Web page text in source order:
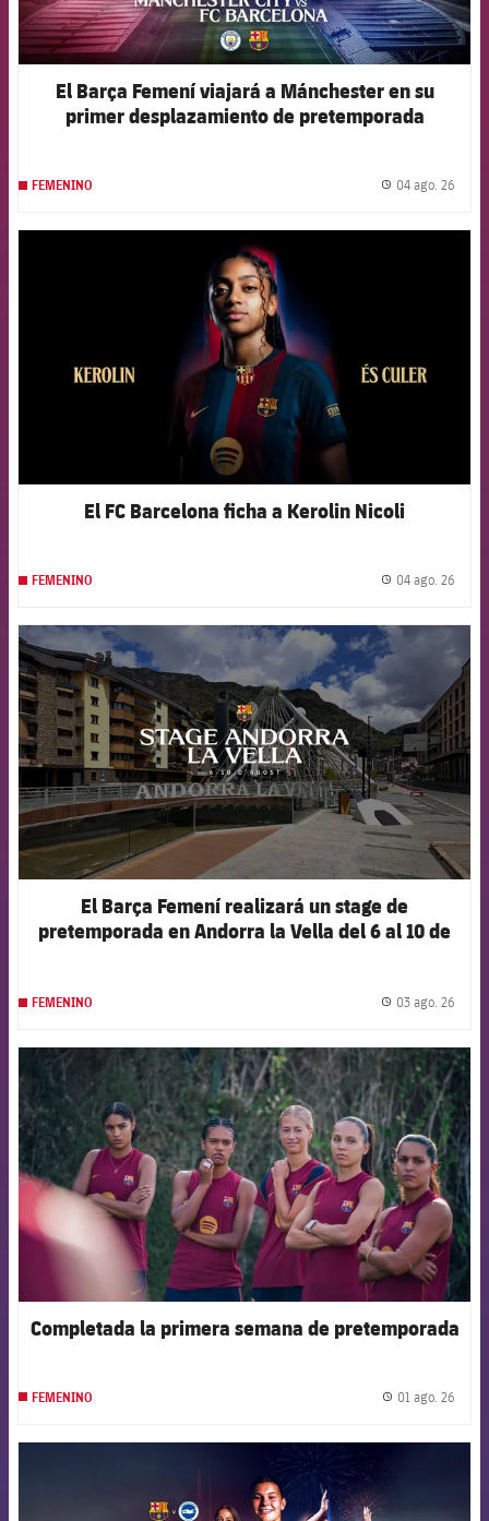
El Barça Femení viajará a Mánchester en su
primer desplazamiento de pretemporada
FEMENINO 04 ago. 26
El FC Barcelona ficha a Kerolin Nicoli
FEMENINO 04 ago. 26
FCB Barcelona badge
El Barça Femení realizará un stage de
pretemporada en Andorra la Vella del 6 al 10 de
FEMENINO 03 ago. 26
FCB Barcelona badge
Completada la primera semana de pretemporada
FEMENINO 01 ago. 26
FCB Barcelona badge